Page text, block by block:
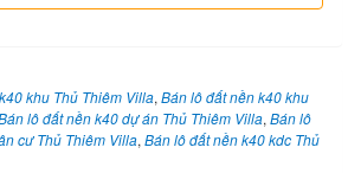
khu Thủ Thiêm Villa,Bán lô đất nền k40 khu
lô đất nền k40 dự án Thủ Thiêm Villa,Bán lô
cư Thủ Thiêm Villa,Bán lô đất nền k40 kdc Thủ